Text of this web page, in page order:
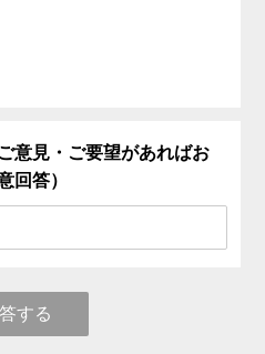
意見・ご要望があればお
回答）
する